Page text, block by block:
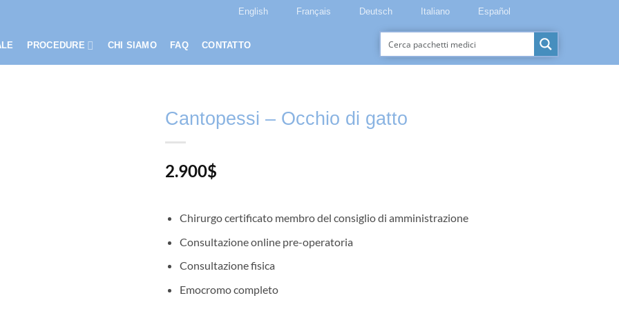
English Français Deutsch Italiano Español
PROCEDURE CHI SIAMO FAQ CONTATTO
Cantopessi – Occhio di gatto
2.900$
Chirurgo certificato membro del consiglio di amministrazione
Consultazione online pre-operatoria
Consultazione fisica
Emocromo completo